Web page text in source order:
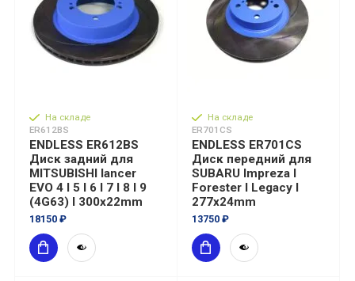
На складе
ER612BS
ENDLESS ER612BS
Диск задний для
MITSUBISHI lancer
EVO 4 I 5 I 6 I 7 I 8 I 9
(4G63) I 300x22mm
18150 ₽
На складе
ER701CS
ENDLESS ER701CS
Диск передний для
SUBARU Impreza I
Forester I Legacy I
277x24mm
13750 ₽